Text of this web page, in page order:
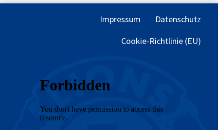
Impressum
Datenschutz
Cookie-Richtlinie (EU)